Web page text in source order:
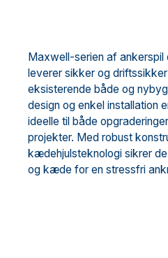
Maxwell-serien af ankerspil
leverer sikker og
eksisterende både og
design og enkel installation
ideelle til både
projekter. Med robust
kædehjulsteknologi sikrer
og kæde for en stressfri